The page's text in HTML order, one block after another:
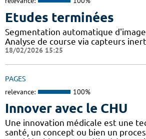
Etudes terminées
Segmentation automatique
Analyse de course via capteurs
18/02/2026 15:25
PAGES
relevance: 100%
Innover avec le CHU
Une innovation médicale est une
santé, un concept ou bien un